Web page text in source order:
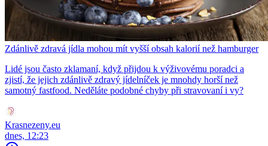
Zdánlivě zdravá jídla mohou mít vyšší obsah kalorií než hamburger
Lidé jsou často zklamaní, když přijdou k výživovému poradci a
zjistí, že jejich zdánlivě zdravý jídelníček je mnohdy horší než
samotný fastfood. Neděláte podobné chyby při stravovaní i vy?
Krasnezeny.eu
dnes, 12:23